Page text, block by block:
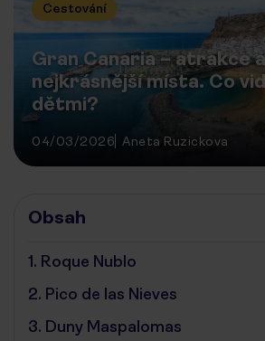
Cestování
Gran Canaria – atrakce a
nejkrásnější místa. Co
dětmi?
04/03/2026 Aneta Ruzickova
Obsah
1. Roque Nublo
2. Pico de las Nieves
3. Duny Maspalomas